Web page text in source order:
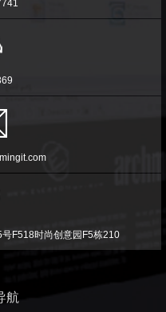
F518时尚创意园F5栋210
航